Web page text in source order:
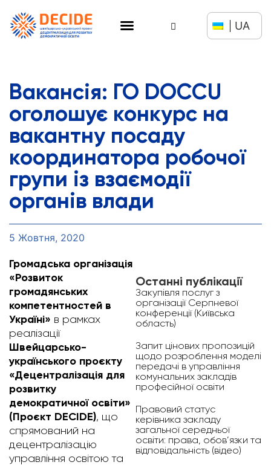
UA
Вакансія: ГО DOCCU
оголошує конкурс на
вакантну посаду
координатора робочої
групи із взаємодії
органів влади
5 Жовтня, 2020
Громадська організація
«Розвиток
громадянських
компетентностей в
Україні» в рамках
реалізації
Швейцарсько-
українського проєкту
«Децентралізація для
розвитку
демократичної освіти»
(Проєкт DECIDE), що
спрямований на
децентралізацію
управління освітою та
Останні публікації
Закупівля послуг з
організації Серпневої
конференції (Київська
область)
Запит цінових пропозицій
щодо розроблення моделі
передачі в управління
комунальних закладів
професійної освіти
Правовий статус
керівника закладу
загальної середньої
освіти: права, обов’язки та
відповідальність (відео)